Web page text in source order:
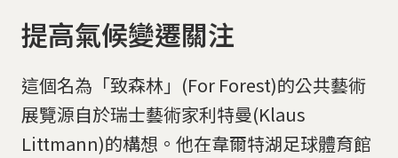
提高氣候變遷關注
這個名為「致森林」(For Forest)的公共藝術
展覽源自於瑞士藝術家利特曼(Klaus
Littmann)的構想。他在韋爾特湖足球體育館